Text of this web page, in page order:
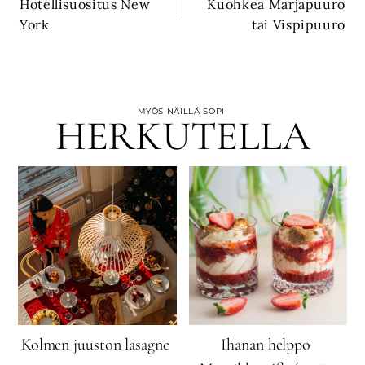
selaus
Hotellisuositus New
York
Kuohkea Marjapuuro
tai Vispipuuro
MYÖS NÄILLÄ SOPII
HERKUTELLA
Kolmen juuston lasagne
Ihanan helppo